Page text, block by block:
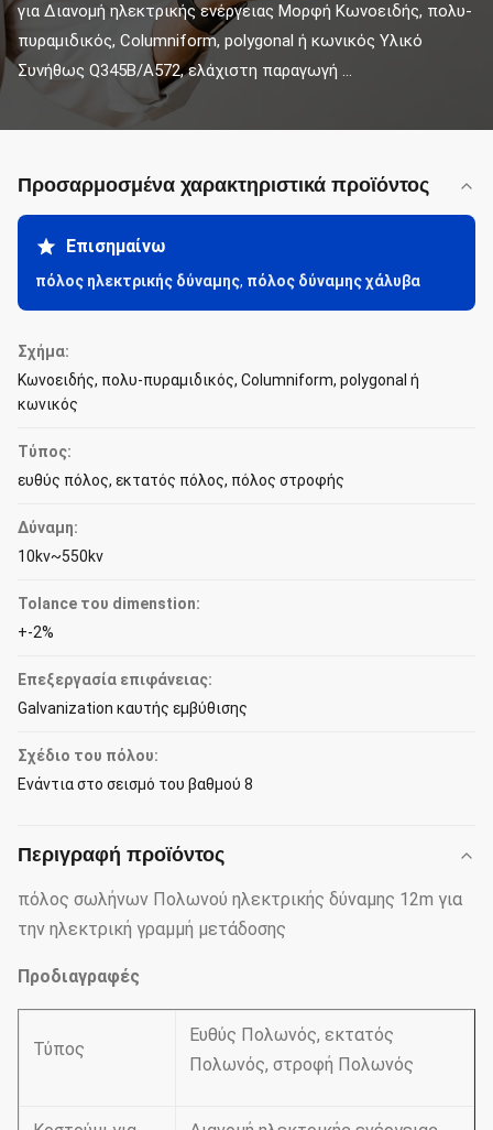
για Διανομή ηλεκτρικής ενέργειας Μορφή Κωνοειδής, πολυ-
πυραμιδικός, Columniform, polygonal ή κωνικός Υλικό
Συνήθως Q345B/A572, ελάχιστη παραγωγή ...
Προσαρμοσμένα χαρακτηριστικά προϊόντος
Επισημαίνω
πόλος ηλεκτρικής δύναμης, πόλος δύναμης χάλυβα
Σχήμα:
Κωνοειδής, πολυ-πυραμιδικός, Columniform, polygonal ή
κωνικός
Τύπος:
ευθύς πόλος, εκτατός πόλος, πόλος στροφής
Δύναμη:
10kv~550kv
Tolance του dimenstion:
+-2%
Επεξεργασία επιφάνειας:
Galvanization καυτής εμβύθισης
Σχέδιο του πόλου:
Ενάντια στο σεισμό του βαθμού 8
Περιγραφή προϊόντος
πόλος σωλήνων Πολωνού ηλεκτρικής δύναμης 12m για
την ηλεκτρική γραμμή μετάδοσης
Προδιαγραφές
Τύπος
Ευθύς Πολωνός, εκτατός
Πολωνός, στροφή Πολωνός